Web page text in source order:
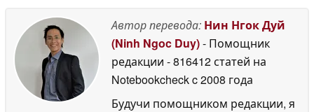
Автор перевода: Нин Нгок Дуй
(Ninh Ngoc Duy)- Помощник
редакции - 816412 статей на
Notebookcheckc 2008 года
Будучи помощником редакции, я